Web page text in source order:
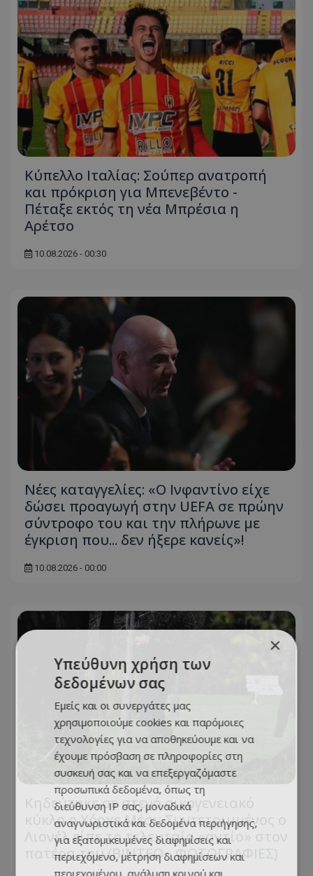
Κύπελλο Ιταλίας: Σούπερ ανατροπή
και πρόκριση για Μπενεβέντο -
Πέταξε εκτός τη νέα Μπρέσια η
Αρέτσο
10.08.2026 - 00:30
Νέες καταγγελίες: «Ο Ινφαντίνο είχε
δώσει προαγωγή στην UEFA σε πρώην
σύντροφο του και την πλήρωνε με
έγκριση που... δεν ήξερε κανείς»!
10.08.2026 - 00:00
Κηδεύτηκε σε στενό οικογενειακό
κύκλο ο Χόρχε Μέσι: Συντετριμμένος ο
Λιονέλ είπε το τελευταίο «αντίο» στον
πατέρα του (ΒΙΝΤΕΟ - ΦΩΤΟΓΡΑΦΙΕΣ)
×
Υπεύθυνη χρήση των
δεδομένων σας
Εμείς και οι συνεργάτες μας
χρησιμοποιούμε cookies και παρόμοιες
τεχνολογίες για να αποθηκεύουμε και να
έχουμε πρόσβαση σε πληροφορίες στη
συσκευή σας και να επεξεργαζόμαστε
προσωπικά δεδομένα, όπως τη
διεύθυνση IP σας, μοναδικά
αναγνωριστικά και δεδομένα περιήγησης,
για εξατομικευμένες διαφημίσεις και
περιεχόμενο, μέτρηση διαφημίσεων και
περιεχομένου, ανάλυση κοινού και